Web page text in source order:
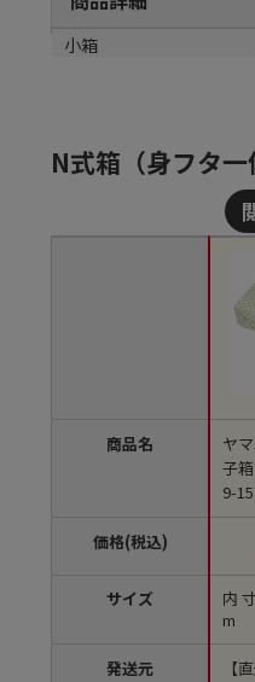
商品説明
メーカー品番
サイズ
小箱
N式箱（身フタ
商品名
価格(税込)
サイズ
発送元
ヤ
子
9-
文
内
m
【